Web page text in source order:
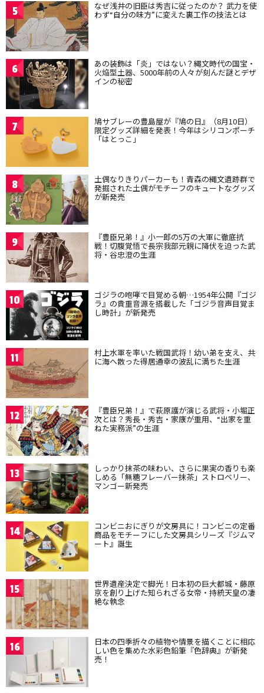
5 なぜ浅井の旧臣は秀吉に従ったのか？ 武力を使
わず“自分の味方”に変えた裏工作の技法とは
6 あの装飾は「炎」ではない？縄文時代の国宝・
火焔型土器、5000年前の人々が刻んだ謎とデザ
インの秘密
7 鳩サブレーの豊島屋が『鳩の日』（8月10日）
限定グッズ詳細を発表！今年はシリコンポーチ
「はとっこ」
8 土偶なりきりパーカーも！青森の縄文遺跡群で
発掘された土偶がモチーフのキュートなグッズ
が新発売
9 『豊臣兄弟！』小一郎の5万の大軍に徹底抗
戦！切腹覚悟で長宗我部元親に降伏を迫った武
将・谷忠澄の生涯
10 ゴジラの咆哮で目覚める朝…1954年公開『ゴジ
ラ』の貴重音源を搭載した「ゴジラ音声目覚ま
し時計」が新発売
11 村上水軍を率いた戦国武将！幼い弟を支え、共
に海へ散った得居通幸の波乱に満ちた生涯
12 『豊臣兄弟！』で萩原護が演じる武将・小堀正
次とは？秀長・秀吉・家康が重用、“出家を重
ねた実務派”の生涯
13 しっかり抹茶の味わい、さらに果実の香りも楽
しめる「無糖フレーバー抹茶」ストロベリー、
マンゴー新発売
14 コンビニおにぎりが文房具に！コンビニの定番
商品をモチーフにした文房具シリーズ『ジムマ
ート』誕生
15 世界遺産決定で脚光！日本初の巨大都城・藤原
京を創り上げた知られざる女帝・持統天皇の凄
絶な執念
16 日本の四季折々の植物や情景を描くことに相応
しい色を集めた水彩色鉛筆『色辞典』が新発
売！